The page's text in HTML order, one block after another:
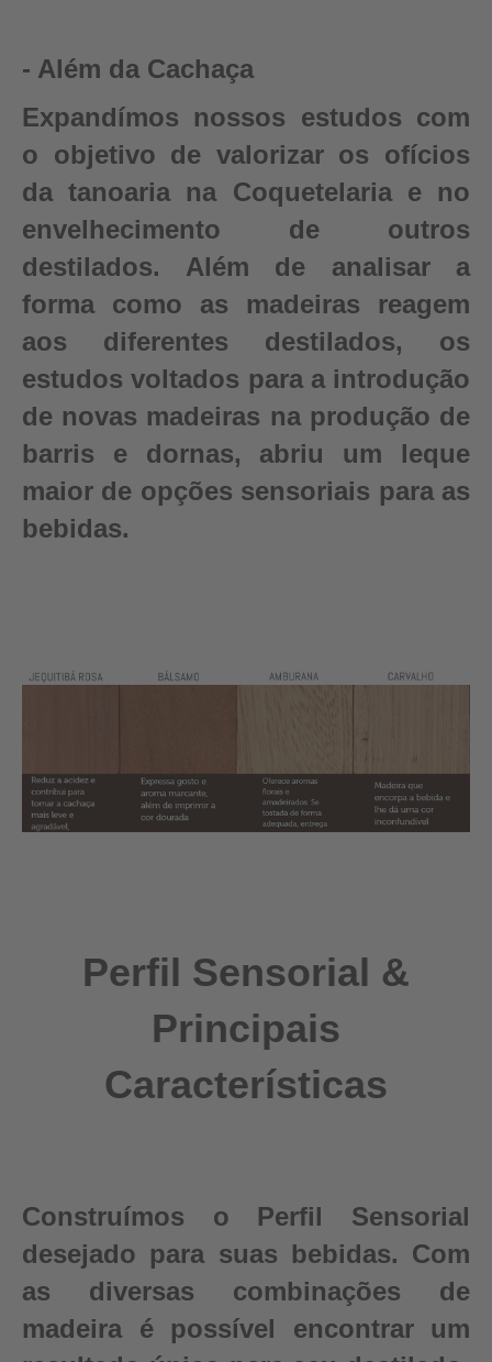
- Além da Cachaça
Expandímos nossos estudos com
o objetivo de valorizar os ofícios
da tanoaria na Coquetelaria e no
envelhecimento de outros
destilados. Além de analisar a
forma como as madeiras reagem
aos diferentes destilados, os
estudos voltados para a introdução
de novas madeiras na produção de
barris e dornas, abriu um leque
maior de opções sensoriais para as
bebidas.
Perfil Sensorial &
Principais
Características
Construímos o Perfil Sensorial
desejado para suas bebidas. Com
as diversas combinações de
madeira é possível encontrar um